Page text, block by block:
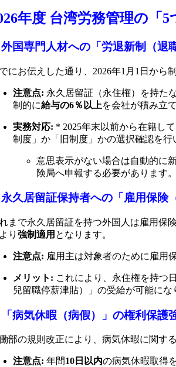
年度 台湾労務管理の「
外国専門人材への「労退新制（退
にお伝えした通り、2026年1月1日から
注意点: 永久居留証（永住権）を持た
制的に給与の6％以上を会社が積み立
実務対応: * 2025年末以前から在籍し
制度」か「旧制度」かの選択確認を行
意思表示がない場合は自動的に
険局へ申報する必要があります。
久居留証保持者への「雇用保険
まで永久居留証を持つ外国人は雇用保
り 強制適用 となります。
注意点: 雇用主は対象者のために雇用
メリット: これにより、永住権を持つ
兒留職停薪津貼）」の受給が可能にな
病気休暇（病假）」の権利保護
部の規則改正により、病気休暇に関す
注意点: 年間10日以内の病気休暇取得